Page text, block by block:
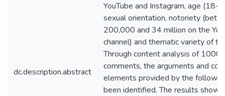
dc.description.abstract
YouTube and Instagram, age (18-
sexual orientation, notoriety
200,000 and 34 million on the
channel) and thematic variety of
Through content analysis of 1000
comments, the arguments and
elements provided by the
been identified. The results show,